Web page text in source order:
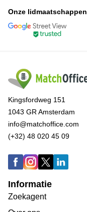
Onze lidmaatschappen
Kingsfordweg 151
1043 GR Amsterdam
info@matchoffice.com
(+32) 48 020 45 09
Informatie
Zoekagent